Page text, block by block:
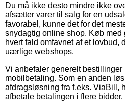
Du må ikke desto mindre ikke
afsætter varer til salg for en
favorabel, kunne det for det
snydagtig online shop. Køb
hvert fald omfavnet af et lovbud,
uærlige webshops.
Vi anbefaler generelt
mobilbetaling. Som en anden
afdragsløsning fra f.eks. ViaBill,
afbetale betalingen i flere bidder.